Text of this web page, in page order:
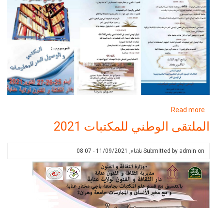
Read more
الملتقى
الوطني
2021
الملتقى الوطني للمكتبات 2021
Submitted by admin on ثلاثاء, 11/09/2021 - 08:07